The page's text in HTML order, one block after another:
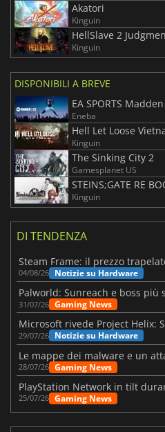
Akatori
Kinguin
HellSlave 2
Kinguin
DISPONIBILI A BREVE
EA SPORTS
Eneba
Hell Let Loose
Kinguin
The Sinking City 2
Gamesplanet US
STEINS;GATE RE
Kinguin
DI TENDENZA
04/08/26 Notizie su Hardware
31/07/26 Gaming News
Microsoft rivede Project Helix:
29/07/26 Notizie su Hardware
28/07/26 Gaming News
25/07/26 Gaming News